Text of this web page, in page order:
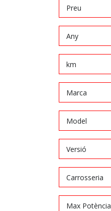
Preu
Any
km
Marca
Model
Versió
Carrosseria
Max Potència